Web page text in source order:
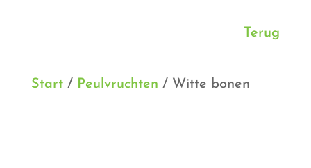
Terug
Start/ Peulvruchten / Witte bonen